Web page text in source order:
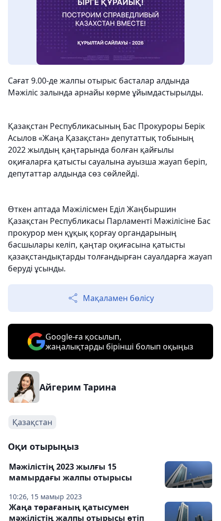
Сағат 9.00-де жалпы отырыс басталар алдында
Мәжіліс залында арнайы көрме ұйымдастырылды.
Қазақстан Республикасының Бас Прокуроры Берік
Асылов «Жаңа Қазақстан» депутаттық тобының
2022 жылдың қаңтарында болған қайғылы
оқиғаларға қатысты сауалына ауызша жауап беріп,
депутаттар алдында сөз сөйлейді.
Өткен аптада Мәжілісмен Еділ Жаңбыршин
Қазақстан Республикасы Парламенті Мәжілісіне Бас
прокурор мен құқық қорғау органдарының
басшылары келіп, қаңтар оқиғасына қатысты
қазақстандықтарды толғандырған сауалдарға жауап
беруді ұсынды.
Мақаламен бөлісу
Google-ға қосылып,
жаңалықтарды бірінші болып оқыңыз
Айгерим Тарина
Қазақстан
Оқи отырыңыз
10:26, 15 мамыр 2023
Мәжілістің 2023 жылғы 15
мамырдағы жалпы отырысы
Жаңа төрағаның қатысумен
мәжілістің жалпы отырысы өтіп